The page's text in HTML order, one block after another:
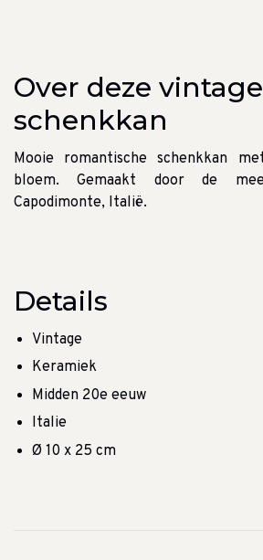
Over deze vintage
schenkkan
Mooie romantische schenkkan
bloem. Gemaakt door de
Capodimonte, Italië.
Details
Vintage
Keramiek
Midden 20e eeuw
Italie
Ø 10 x 25 cm